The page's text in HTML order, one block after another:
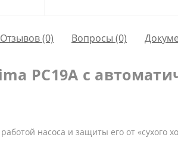
Отзывов (0) Вопросы (0)
PC19A c
насоса и защиты его от «сухого